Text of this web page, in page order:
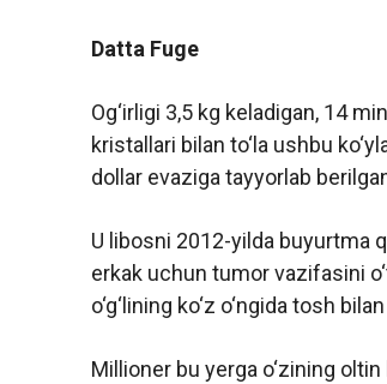
Datta Fuge
Og‘irligi 3,5 kg keladigan, 14
kristallari bilan to‘la ushbu
dollar evaziga tayyorlab
U libosni 2012-yilda buyurtma
erkak uchun tumor vazifasini
o‘g‘lining ko‘z o‘ngida tosh
Millioner bu yerga o‘zining